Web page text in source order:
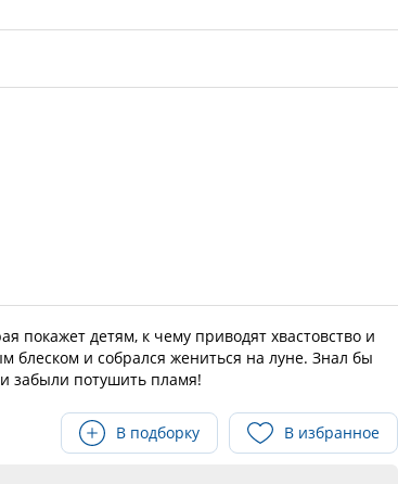
покажет детям, к чему приводят хвастовство и
блеском и собрался жениться на луне. Знал бы
забыли потушить пламя!
В подборку В избранное